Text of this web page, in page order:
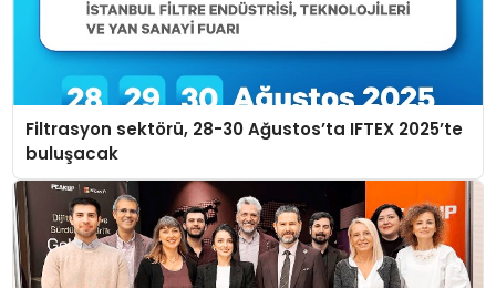
Filtrasyon sektörü, 28-30 Ağustos’ta IFTEX 2025’te
buluşacak